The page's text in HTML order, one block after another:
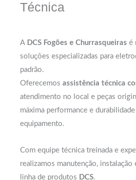
Técnica
A DCS Fogões e Churrasqueiras é
soluções especializadas para
padrão.
Oferecemos assistência técnica
atendimento no local e peças
máxima performance e
equipamento.
Com equipe técnica treinada e
realizamos manutenção, instalação
linha de produtos DCS.